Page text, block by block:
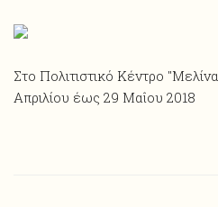
Στο Πολιτιστικό Κέντρο
Απριλίου έως 29 Μαΐου 2018